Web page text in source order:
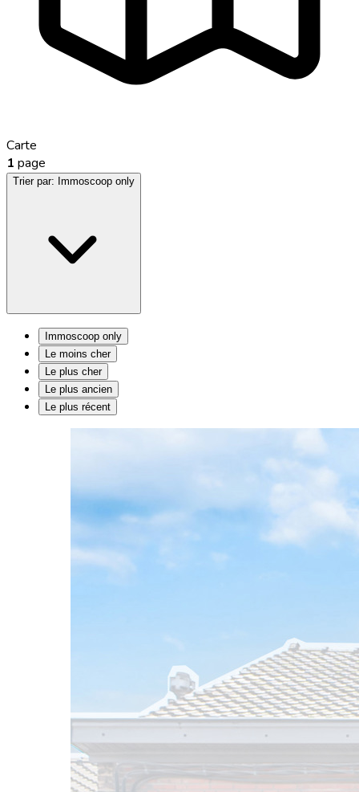
Carte
1 page
Trier par: Immoscoop only
Immoscoop only
Le moins cher
Le plus cher
Le plus ancien
Le plus récent